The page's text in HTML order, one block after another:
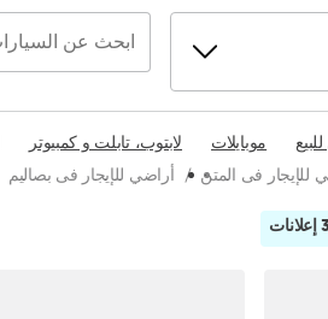
موبايلات لابتوب، تابلت و كمبيوتر
للإيجار فى المتن / أراضي للإيجار فى بصاليم